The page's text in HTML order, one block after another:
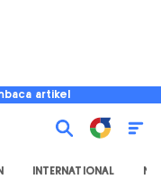
artikel
INTERNATIONAL